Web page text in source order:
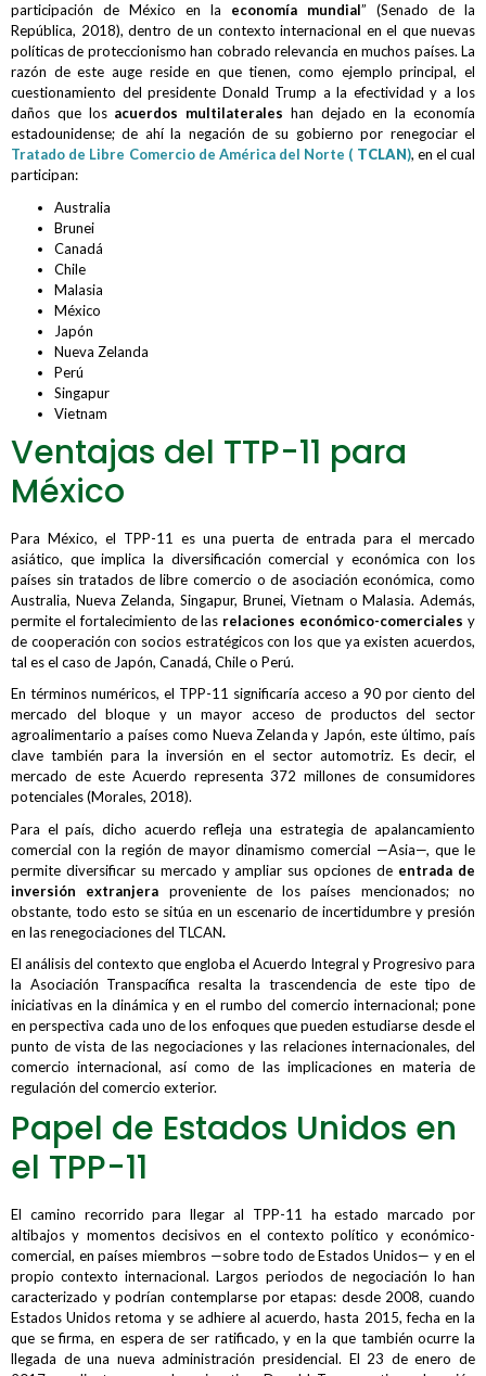
participación de México en la economía mundial” (Senado de la
República, 2018), dentro de un contexto internacional en el que nuevas
políticas de proteccionismo han cobrado relevancia en muchos países. La
razón de este auge reside en que tienen, como ejemplo principal, el
cuestionamiento del presidente Donald Trump a la efectividad y a los
daños que losacuerdos multilaterales han dejado en la economía
estadounidense; de ahí la negación de su gobierno por renegociar el
Tratado de Libre Comercio de América del Norte ( TCLAN), en el cual
participan:
Australia
Brunei
Canadá
Chile
Malasia
México
Japón
Nueva Zelanda
Perú
Singapur
Vietnam
Ventajas del TTP-11 para
México
Para México, el TPP-11 es una puerta de entrada para el mercado
asiático, que implica la diversificación comercial y económica con los
países sin tratados de libre comercio o de asociación económica, como
Australia, Nueva Zelanda, Singapur, Brunei, Vietnam o Malasia. Además,
permite el fortalecimiento de las relaciones económico-comerciales y
de cooperación con socios estratégicos con los que ya existen acuerdos,
tal es el caso de Japón, Canadá, Chile o Perú.
En términos numéricos, el TPP-11 significaría acceso a 90 por ciento del
mercado del bloque y un mayor acceso de productos del sector
agroalimentario a países como Nueva Zelanda y Japón, este último, país
clave también para la inversión en el sector automotriz. Es decir, el
mercado de este Acuerdo representa 372 millones de consumidores
potenciales (Morales, 2018).
Para el país, dicho acuerdo refleja una estrategia de apalancamiento
comercial con la región de mayor dinamismo comercial —Asia—, que le
permite diversificar su mercado y ampliar sus opciones de entrada de
inversión extranjera proveniente de los países mencionados; no
obstante, todo esto se sitúa en un escenario de incertidumbre y presión
en las renegociaciones del TLCAN.
El análisis del contexto que engloba el Acuerdo Integral y Progresivo para
la Asociación Transpacífica resalta la trascendencia de este tipo de
iniciativas en la dinámica y en el rumbo del comercio internacional; pone
en perspectiva cada uno de los enfoques que pueden estudiarse desde el
punto de vista de las negociaciones y las relaciones internacionales, del
comercio internacional, así como de las implicaciones en materia de
regulación del comercio exterior.
Papel de Estados Unidos en
el TPP-11
El camino recorrido para llegar al TPP-11 ha estado marcado por
altibajos y momentos decisivos en el contexto político y económico-
comercial, en países miembros —sobre todo de Estados Unidos— y en el
propio contexto internacional. Largos periodos de negociación lo han
caracterizado y podrían contemplarse por etapas: desde 2008, cuando
Estados Unidos retoma y se adhiere al acuerdo, hasta 2015, fecha en la
que se firma, en espera de ser ratificado, y en la que también ocurre la
llegada de una nueva administración presidencial. El 23 de enero de